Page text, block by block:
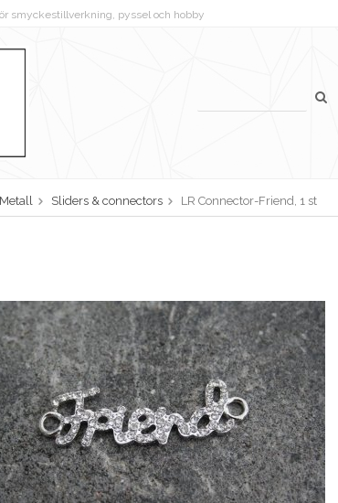
smyckestillverkning, pyssel och hobby
Metall Sliders & connectors LR Connector-Friend, 1 st